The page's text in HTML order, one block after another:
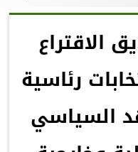
الاقتراع
رئاسية
السياسي